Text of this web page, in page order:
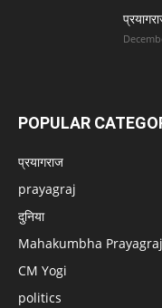
POPULAR
प्रयागराज
prayagraj
दुनिया
Mahakumbha Prayagraj
CM Yogi
politics